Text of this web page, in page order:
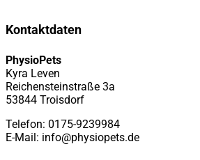
Kontaktdaten
PhysioPets
Kyra Leven
Reichensteinstraße 3a
53844 Troisdorf
Telefon: 0175-9239984
E-Mail: info@physiopets.de